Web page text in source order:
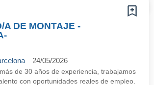
A DE MONTAJE -
24/05/2026
de 30 años de experiencia, trabajamos
con oportunidades reales de empleo.